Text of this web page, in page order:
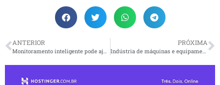
ANTERIOR PRÓXIMA
Indústria de máquinas e equipamentos aponta queda em janeiro